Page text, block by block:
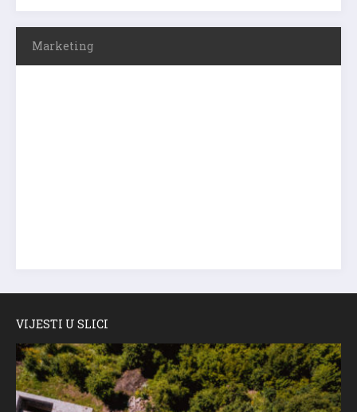
Marketing
VIJESTI U SLICI